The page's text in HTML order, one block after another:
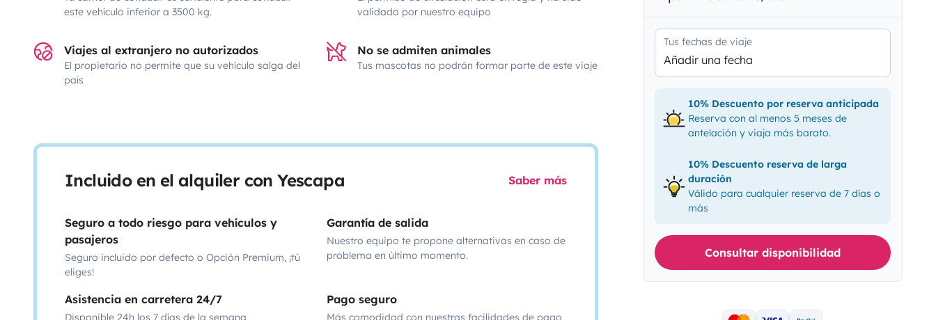
este vehículo inferior a 3500 kg.
validado por nuestro equipo
Viajes al extranjero no autorizados
El propietario no permite que su vehículo salga del
país
No se admiten animales
Tus mascotas no podrán formar parte de este viaje
Incluido en el alquiler con Yescapa Saber más
Seguro a todo riesgo para vehículos y
pasajeros
Seguro incluido por defecto o Opción Premium, ¡tú
eliges!
Garantía de salida
Nuestro equipo te propone alternativas en caso de
problema en último momento.
Asistencia en carretera 24/7
Disponible 24h los 7 días de la semana
Pago seguro
Más comodidad con nuestras facilidades de pago
Tus fechas de viaje
Añadir una fecha
10% Descuento por reserva anticipada
Reserva con al menos 5 meses de
antelación y viaja más barato.
10% Descuento reserva de larga
duración
Válido para cualquier reserva de 7 días o
más
Consultar disponibilidad